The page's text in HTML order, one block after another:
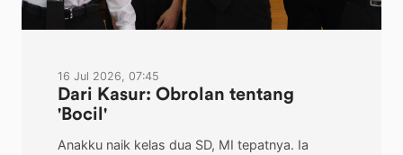
16 Jul 2026, 07:45
Dari Kasur: Obrolan tentang
'Bocil'
Anakku naik kelas dua SD, MI tepatnya. Ia